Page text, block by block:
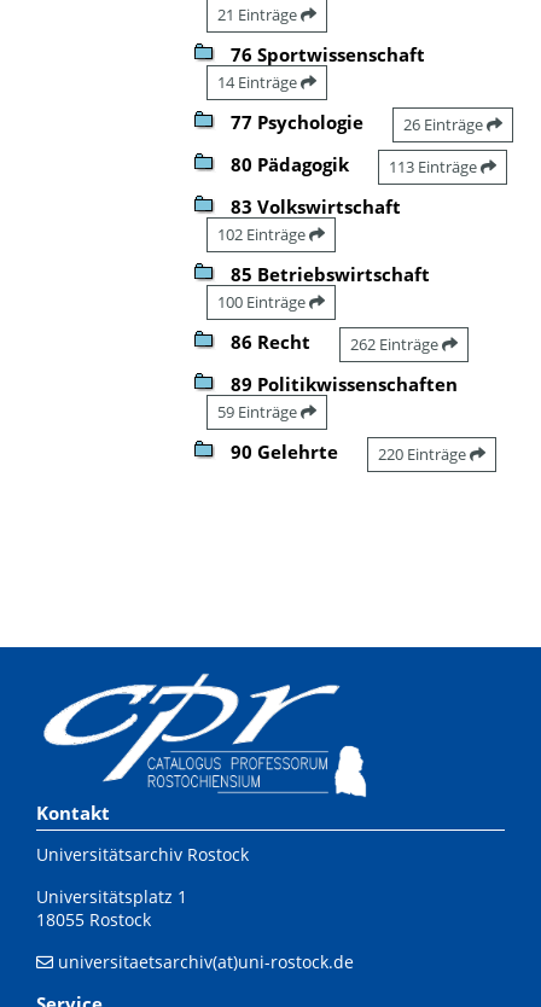
21 Einträge
76 Sportwissenschaft
14 Einträge
77 Psychologie 26 Einträge
80 Pädagogik 113 Einträge
83 Volkswirtschaft
102 Einträge
85 Betriebswirtschaft
100 Einträge
86 Recht 262 Einträge
89 Politikwissenschaften
59 Einträge
90 Gelehrte 220 Einträge
Kontakt
Universitätsarchiv Rostock
Universitätsplatz 1
18055 Rostock
universitaetsarchiv(at)uni-rostock.de